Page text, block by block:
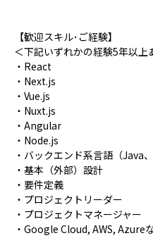
【歓迎スキル･ご経験】
＜下記いずれかの経験5年以
・React
・Next.js
・Vue.js
・Nuxt.js
・Angular
・Node.js
・バックエンド系言語（Java
・基本（外部）設計
・要件定義
・プロジェクトリーダー
・プロジェクトマネージャー
・Google Cloud, AWS, Azure